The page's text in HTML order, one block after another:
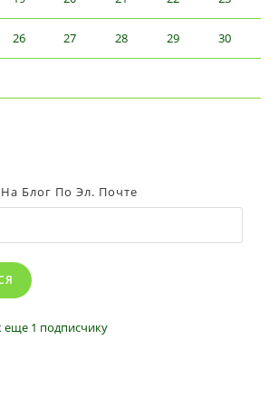
26 27 28 29 30
Блог По Эл. Почте
еще 1 подписчику